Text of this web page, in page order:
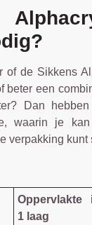
of de Sikkens
beter een
Dan
waarin je
verpakking kunt
Oppervlakte
1 laag